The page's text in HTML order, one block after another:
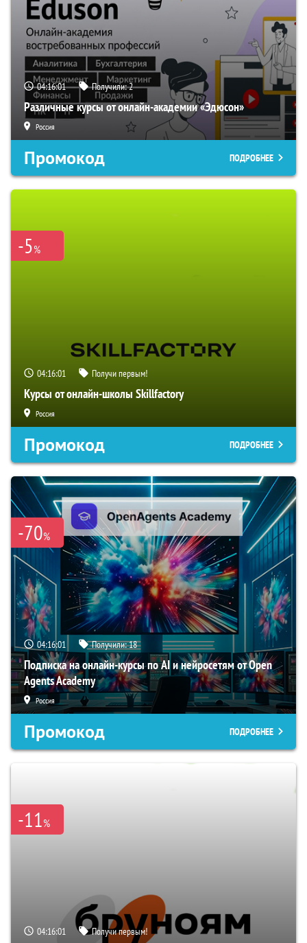
04:16:00 Получили:2
Различные курсы от онлайн-академии «Эдюсон»
Россия
Промокод ПОДРОБНЕЕ
-5%
04:16:00 Получи первым!
Курсы от онлайн-школы Skillfactory
Россия
Промокод ПОДРОБНЕЕ
-70%
04:16:00 Получили:18
Подписка на онлайн-курсы по AI и нейросетям от Open
Agents Academy
Россия
Промокод ПОДРОБНЕЕ
-11%
04:16:00 Получи первым!